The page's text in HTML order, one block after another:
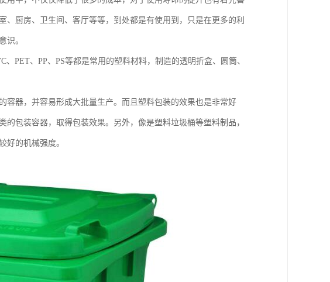
厨房、卫生间、客厅等等，到处都是有使用到，只是在更多的利
识。
PET、PP、PS等都是常用的塑料材料，制造的透明折盒、圆筒、
容器，并容易形成大批量生产。而且塑料包装的效果也是非常好
包装容器，取得包装效果。另外，像是塑料垃圾桶等塑料制品，
好的机械强度。